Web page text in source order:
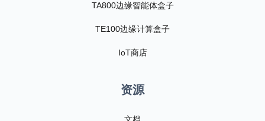
TA800边缘智能体盒子
TE100边缘计算盒子
IoT商店
资源